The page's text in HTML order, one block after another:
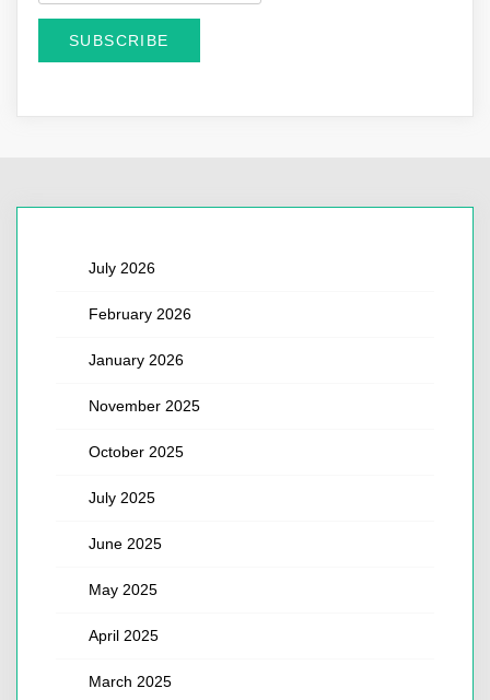
July 2026
February 2026
January 2026
November 2025
October 2025
July 2025
June 2025
May 2025
April 2025
March 2025